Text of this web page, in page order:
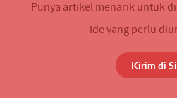
Punya artikel menarik untuk
ide yang perlu
Kirim di